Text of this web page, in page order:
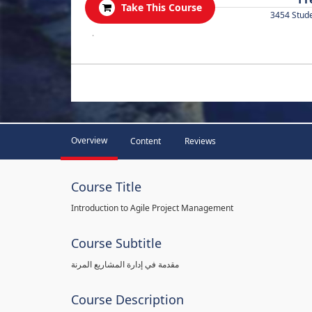
Take This Course
3454
.
Overview Content Reviews
Course Title
Introduction to Agile Project Management
Course Subtitle
مقدمة في إدارة المشاريع المرنة
Course Description